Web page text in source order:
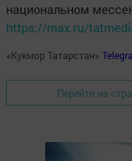
национальном
https://max.ru/
«Кукмор Татарстан»
Перейти на